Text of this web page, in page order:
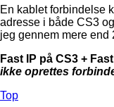
En kablet forbindelse
adresse i både CS3
jeg gennem mere end
Fast IP på CS3 +
ikke oprettes
Top